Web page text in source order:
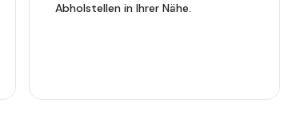
Abholstellen in Ihrer Nähe.